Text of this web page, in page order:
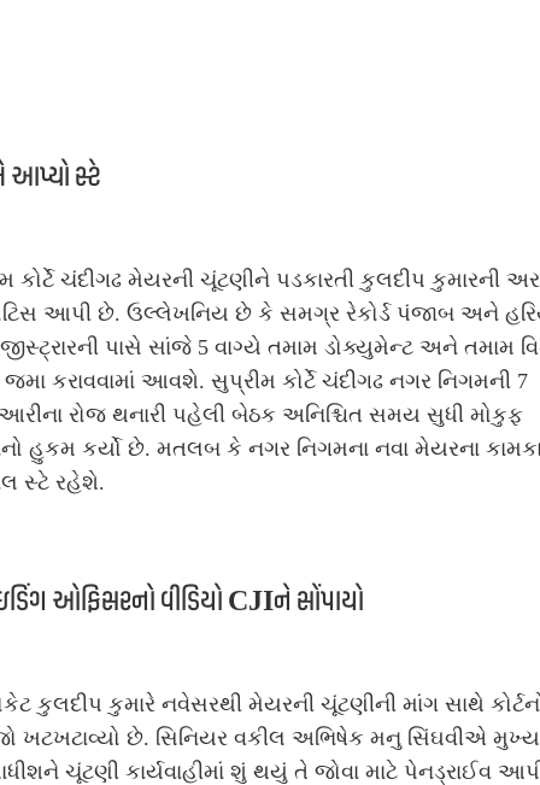
આપ્યો સ્ટે
કોર્ટે ચંદીગઢ મેયરની ચૂંટણીને પડકારતી કુલદીપ કુમારની
આપી છે. ઉલ્લેખનિય છે કે સમગ્ર રેકોર્ડ પંજાબ અને
પાસે સાંજે 5 વાગ્યે તમામ ડોક્યુમેન્ટ અને તમામ
કરાવવામાં આવશે. સુપ્રીમ કોર્ટે ચંદીગઢ નગર નિગમની 7
રોજ થનારી પહેલી બેઠક અનિશ્ચિત સમય સુધી મોકુફ
હુકમ કર્યો છે. મતલબ કે નગર નિગમના નવા મેયરના
સ્ટે રહેશે.
ઓફિસરનો વીડિયો CJIને સોંપાયો
કુલદીપ કુમારે નવેસરથી મેયરની ચૂંટણીની માંગ સાથે
ખટખટાવ્યો છે. સિનિયર વકીલ અભિષેક મનુ સિંઘવીએ મુખ્ય
ચૂંટણી કાર્યવાહીમાં શું થયું તે જોવા માટે પેનડ્રાઈવ